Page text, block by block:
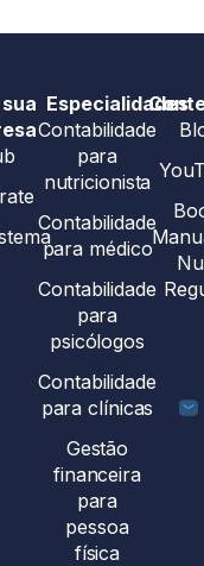
Especialidades
Contabilidade
para
nutricionista
Contabilidade
para médico
Contabilidade
para
psicólogos
Contabilidade
para clínicas
Gestão
financeira
para
pessoa
física